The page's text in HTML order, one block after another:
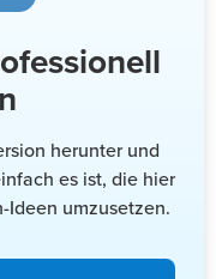
herunter und
es ist, die hier
Ideen umzusetzen.